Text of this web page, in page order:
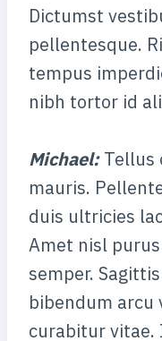
Dictumst
pellentesque.
tempus
nibh tortor id
Michael:Tellus
mauris.
duis ultricies
Amet nisl
semper.
bibendum arcu
curabitur vitae.